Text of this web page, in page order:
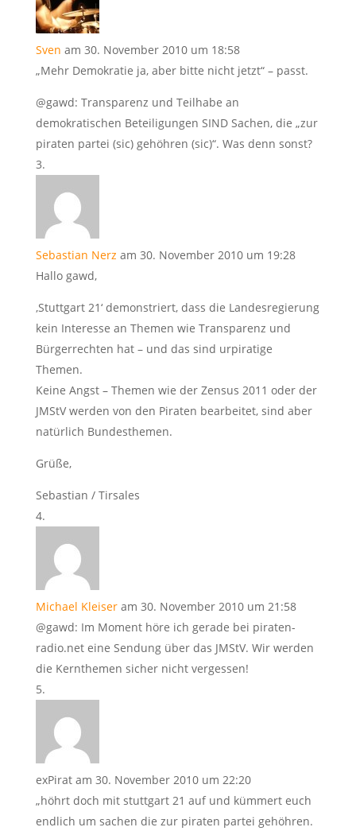
Sven am 30. November 2010 um 18:58
„Mehr Demokratie ja, aber bitte nicht jetzt“ – passt.
@gawd: Transparenz und Teilhabe an
demokratischen Beteiligungen SIND Sachen, die „zur
piraten partei (sic) gehöhren (sic)“. Was denn sonst?
Sebastian Nerz am 30. November 2010 um 19:28
Hallo gawd,
‚Stuttgart 21‘ demonstriert, dass die Landesregierung
kein Interesse an Themen wie Transparenz und
Bürgerrechten hat – und das sind urpiratige
Themen.
Keine Angst – Themen wie der Zensus 2011 oder der
JMStV werden von den Piraten bearbeitet, sind aber
natürlich Bundesthemen.
Grüße,
Sebastian / Tirsales
Michael Kleiser am 30. November 2010 um 21:58
@gawd: Im Moment höre ich gerade bei piraten-
radio.net eine Sendung über das JMStV. Wir werden
die Kernthemen sicher nicht vergessen!
exPirat am 30. November 2010 um 22:20
„höhrt doch mit stuttgart 21 auf und kümmert euch
endlich um sachen die zur piraten partei gehöhren.